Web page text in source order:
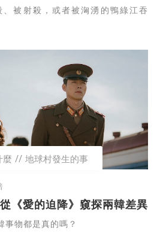
被射殺，或者被洶湧的鴨綠江吞
麼 地球村發生的事
《愛的迫降》窺探兩韓差異
事物都是真的嗎？